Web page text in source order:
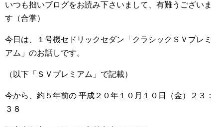
いつも拙いブログをお読み下さいまして、有難うございま
す（合掌）
今日は、１号機セドリックセダン「クラシックＳＶプレミ
アム」のお話しです。
（以下「ＳＶプレミアム」で記載）
今から、約５年前の 平成２０年１０月１０日（金）２３：
３８